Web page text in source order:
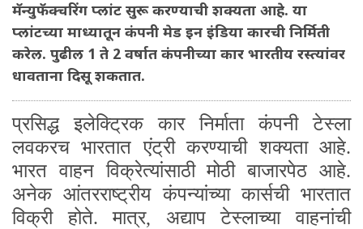
मॅन्युफॅक्चरिंग प्लांट सुरू करण्याची शक्यता आहे. या
प्लांटच्या माध्यातून कंपनी मेड इन इंडिया कारची निर्मिती
करेल. पुढील 1 ते 2 वर्षात कंपनीच्या कार भारतीय रस्त्यांवर
धावताना दिसू शकतात.
प्रसिद्ध इलेक्ट्रिक कार निर्माता कंपनी टेस्ला
लवकरच भारतात एंट्री करण्याची शक्यता आहे.
भारत वाहन विक्रेत्यांसाठी मोठी बाजारपेठ आहे.
अनेक आंतरराष्ट्रीय कंपन्यांच्या कार्सची भारतात
विक्री होते. मात्र, अद्याप टेस्लाच्या वाहनांची